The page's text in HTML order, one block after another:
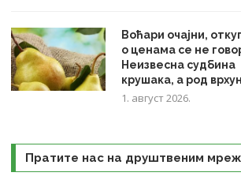
Воћари очајни,
о ценама се не
Неизвесна судбина
крушака, а род
1. август 2026.
Пратите нас на друштвеним